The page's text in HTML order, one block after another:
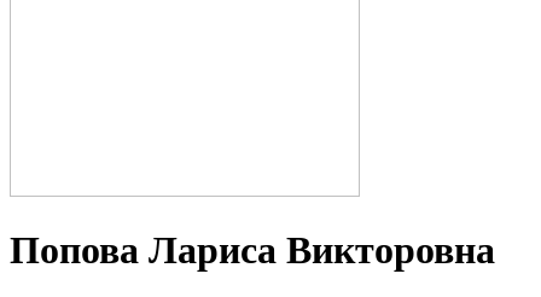
Попова Лариса Викторовна